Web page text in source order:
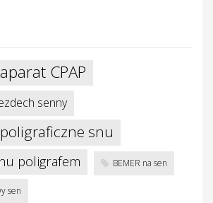
aparat CPAP
senny
snu
poligrafem BEMER na sen
sen